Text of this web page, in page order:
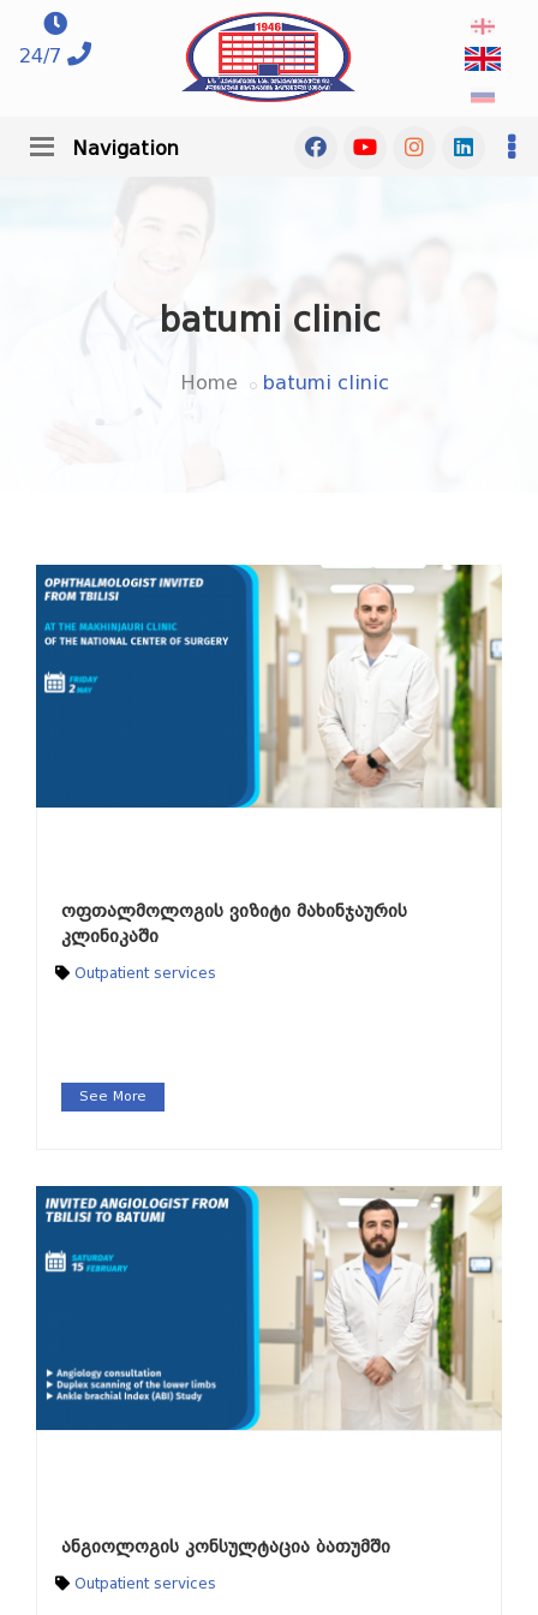
24/7
Navigation
batumi clinic
Home batumi clinic
ოფთალმოლოგის ვიზიტი მახინჯაურის
კლინიკაში
Outpatient services
See More
ანგიოლოგის კონსულტაცია ბათუმში
Outpatient services